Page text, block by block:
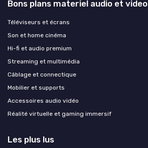
Bons plans materiel audio et video
Téléviseurs et écrans
Son et home cinéma
Hi-fi et audio premium
Streaming et multimédia
Câblage et connectique
Mobilier et supports
Accessoires audio vidéo
Réalité virtuelle et gaming immersif
Les plus lus